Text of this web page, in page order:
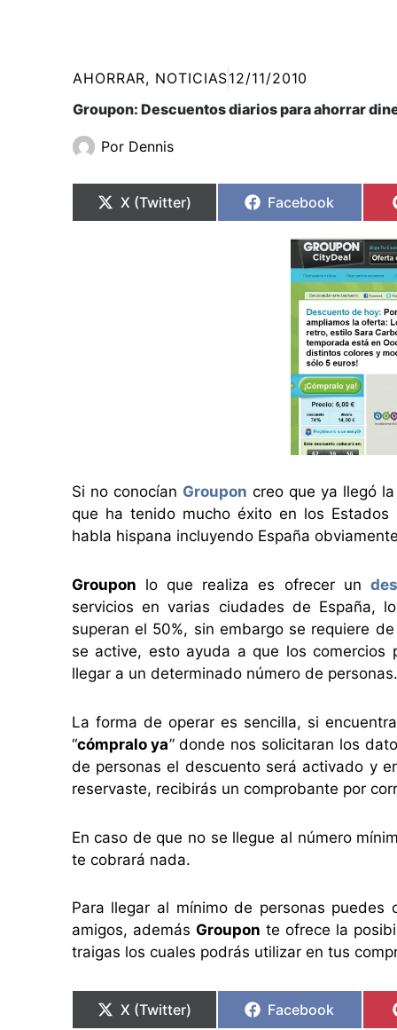
AHORRAR, NOTICIAS12/11/2010
Groupon: Descuentos diarios para ahorrar
Por Dennis
en
X (Twitter)
en
Facebook
Si no conocían Groupon creo que ya llegó
que ha tenido mucho éxito en los
habla hispana incluyendo España
Groupon lo que realiza es ofrecer un
servicios en varias ciudades de España,
superan el 50%, sin embargo se requiere
se active, esto ayuda a que los comercios
llegar a un determinado número de personas.
La forma de operar es sencilla, si
“cómpralo ya” donde nos solicitaran los
de personas el descuento será activado y
reservaste, recibirás un comprobante por
En caso de que no se llegue al número
te cobrará nada.
Para llegar al mínimo de personas
amigos, además Groupon te ofrece la
traigas los cuales podrás utilizar en tus
en
X (Twitter)
en
Facebook